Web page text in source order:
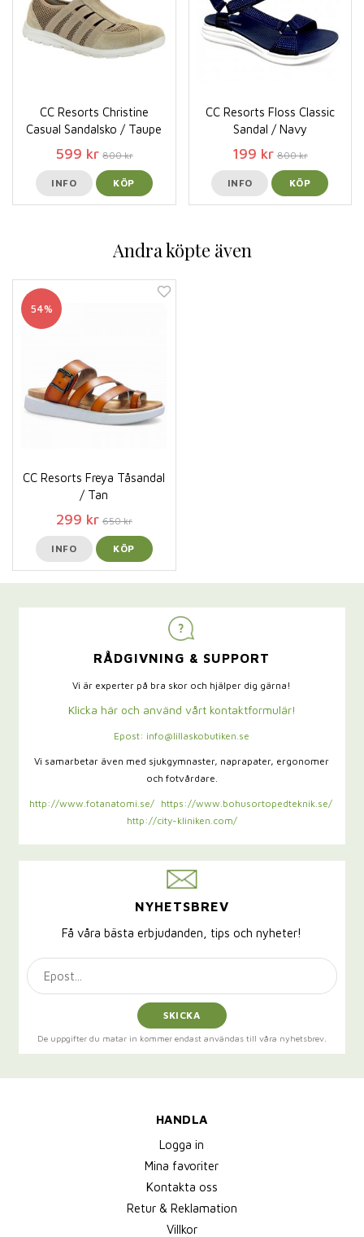
CC Resorts Christine
Casual Sandalsko / Taupe
599 kr 800 kr
INFO KÖP
CC Resorts Floss Classic
Sandal / Navy
199 kr 800 kr
INFO KÖP
Andra köpte även
54%
CC Resorts Freya Tåsandal
/ Tan
299 kr 650 kr
INFO KÖP
RÅDGIVNING & SUPPORT
Vi är experter på bra skor och hjälper dig gärna!
Klicka här och använd vårt kontaktformulär!
Epost: info@lillaskobutiken.se
Vi samarbetar även med sjukgymnaster, naprapater, ergonomer
och fotvårdare.
http://www.fotanatomi.se/
https://www.bohusortopedteknik.se/
http://city-kliniken.com/
NYHETSBREV
Få våra bästa erbjudanden, tips och nyheter!
SKICKA
De uppgifter du matar in kommer endast användas till våra nyhetsbrev.
HANDLA
Logga in
Mina favoriter
Kontakta oss
Retur & Reklamation
Villkor